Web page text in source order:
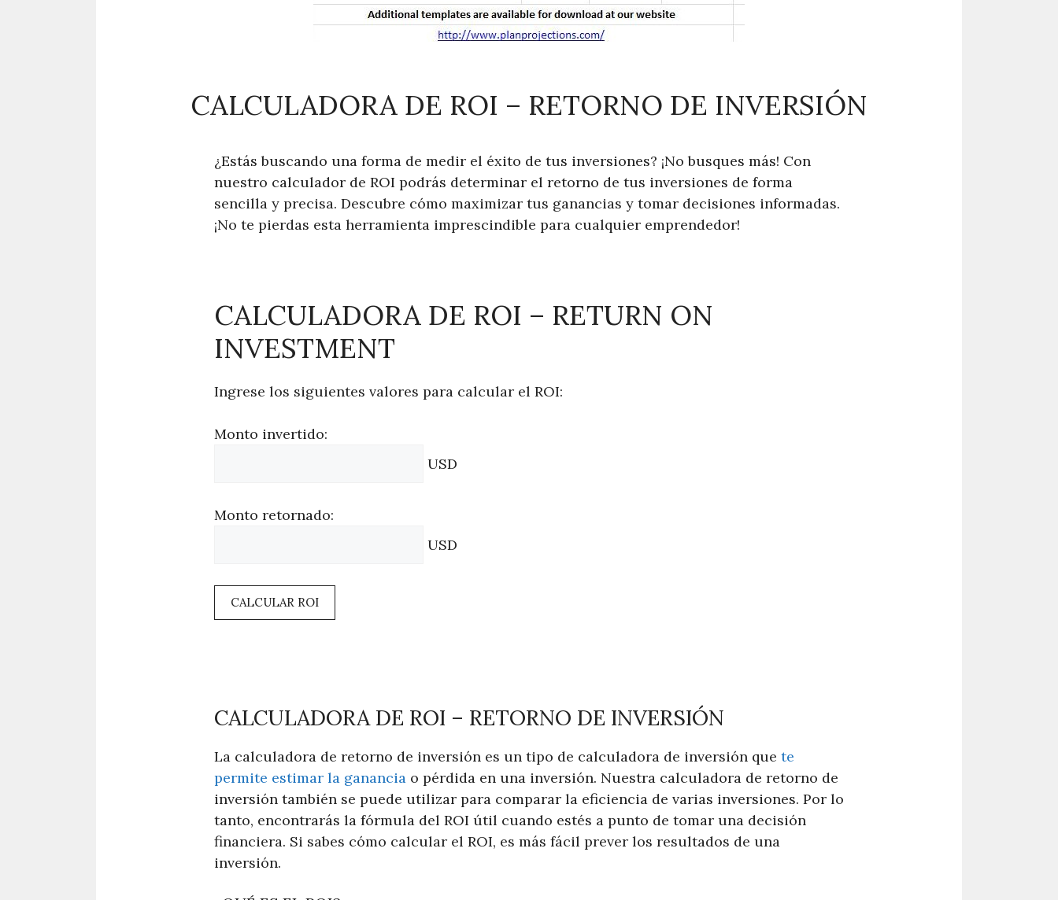
CALCULADORA DE ROI – RETORNO DE INVERSIÓN
¿Estás buscando una forma de medir el éxito de tus inversiones? ¡No busques más! Con
nuestro calculador de ROI podrás determinar el retorno de tus inversiones de forma
sencilla y precisa. Descubre cómo maximizar tus ganancias y tomar decisiones informadas.
¡No te pierdas esta herramienta imprescindible para cualquier emprendedor!
CALCULADORA DE ROI – RETURN ON
INVESTMENT
Ingrese los siguientes valores para calcular el ROI:
Monto invertido:
USD
Monto retornado:
USD
CALCULAR ROI
CALCULADORA DE ROI – RETORNO DE INVERSIÓN
La calculadora de retorno de inversión es un tipo de calculadora de inversión que te
permite estimar la ganancia o pérdida en una inversión. Nuestra calculadora de retorno de
inversión también se puede utilizar para comparar la eficiencia de varias inversiones. Por lo
tanto, encontrarás la fórmula del ROI útil cuando estés a punto de tomar una decisión
financiera. Si sabes cómo calcular el ROI, es más fácil prever los resultados de una
inversión.